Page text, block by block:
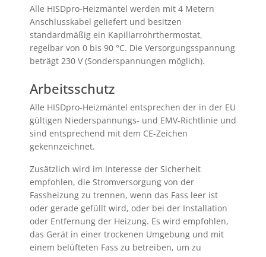
Alle HISDpro-Heizmäntel werden mit 4 Metern
Anschlusskabel geliefert und besitzen
standardmäßig ein Kapillarrohrthermostat,
regelbar von 0 bis 90 °C. Die Versorgungsspannung
beträgt 230 V (Sonderspannungen möglich).
Arbeitsschutz
Alle HISDpro-Heizmäntel entsprechen der in der EU
gültigen Niederspannungs- und EMV-Richtlinie und
sind entsprechend mit dem CE-Zeichen
gekennzeichnet.
Zusätzlich wird im Interesse der Sicherheit
empfohlen, die Stromversorgung von der
Fassheizung zu trennen, wenn das Fass leer ist
oder gerade gefüllt wird, oder bei der Installation
oder Entfernung der Heizung. Es wird empfohlen,
das Gerät in einer trockenen Umgebung und mit
einem belüfteten Fass zu betreiben, um zu